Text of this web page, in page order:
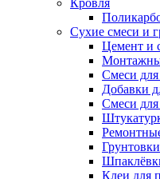
Кровля
Сухие смеси и
Цемент и
Смеси
Добавки
Смеси для
Грунтовки
Клеи для